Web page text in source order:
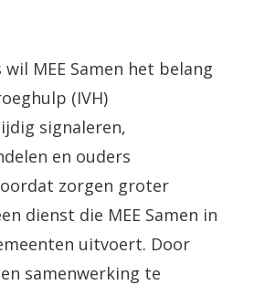
MEE Samen het belang
(IVH)
signaleren,
en ouders
zorgen groter
dienst die MEE Samen in
uitvoert. Door
samenwerking te